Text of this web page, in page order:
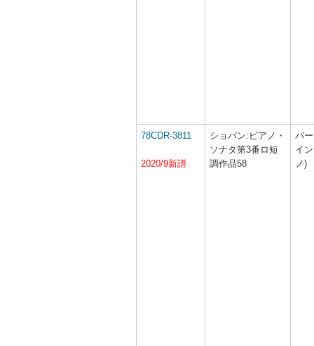
78CDR-3811
2020/9新譜
ショパン:ピアノ・
ソナタ第3番ロ短
調作品58
パ
イ
ノ)